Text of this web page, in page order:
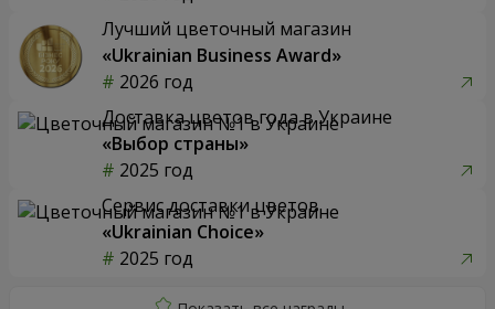
Лучший цветочный магазин
«Ukrainian Business Award»
2026 год
Доставка цветов года в Украине
«Выбор страны»
2025 год
Сервис доставки цветов
«Ukrainian Choice»
2025 год